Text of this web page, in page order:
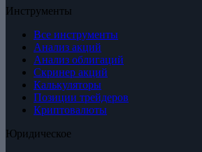
Инструменты
Все инструменты
Анализ акций
Анализ облигаций
Скринер акций
Калькуляторы
Позиции трейдеров
Криптовалюты
Юридическое